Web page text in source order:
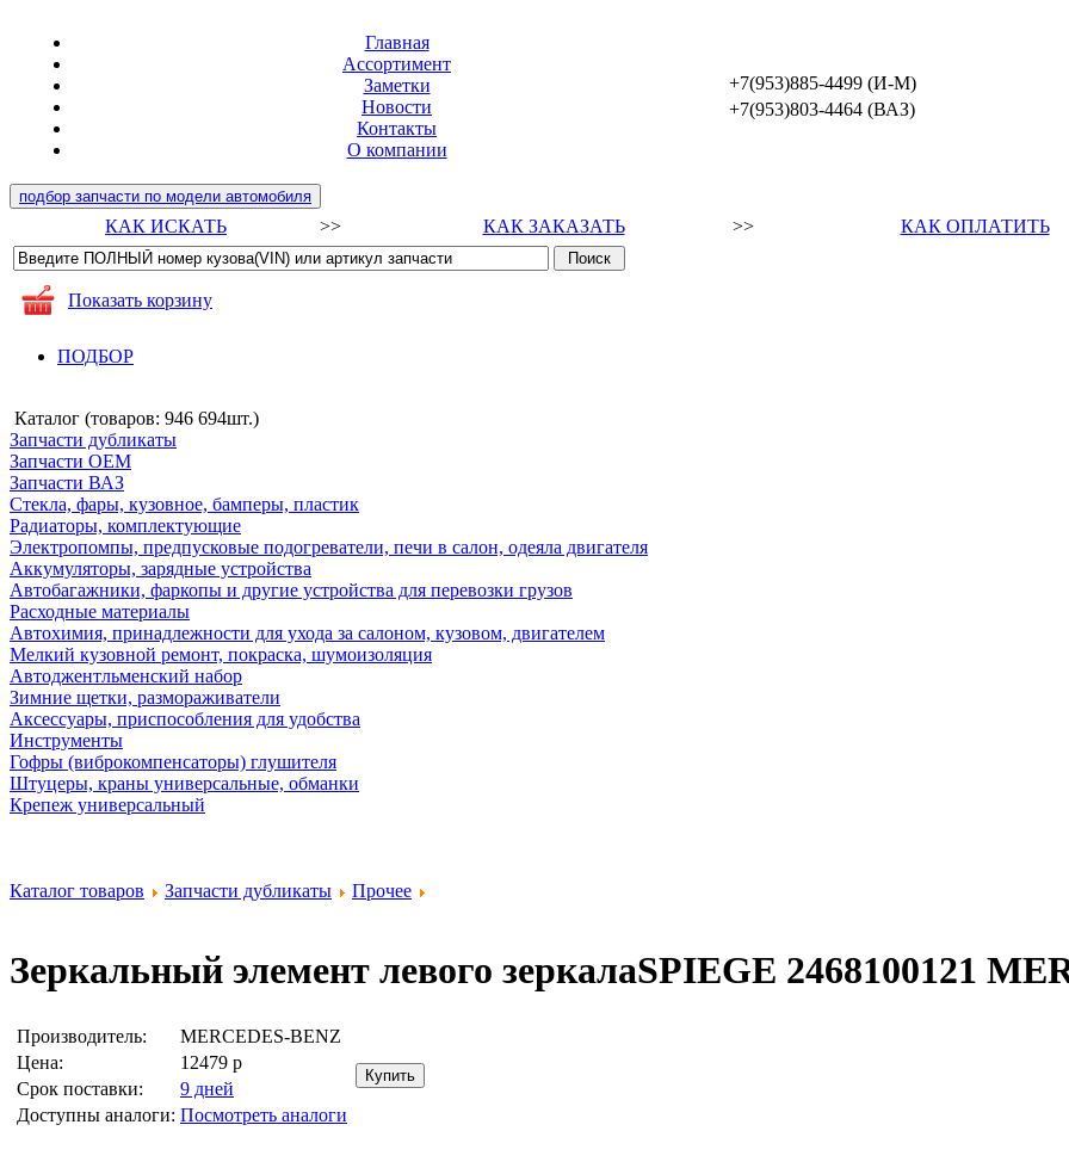
Главная
Ассортимент
Заметки
Новости
Контакты
О компании
+7(953)885-4499 (И-М)
+7(953)803-4464 (ВАЗ)
подбор запчасти по модели автомобиля
КАК ИСКАТЬ >> КАК ЗАКАЗАТЬ >> КАК ОПЛАТИТЬ
Показать корзину
ПОДБОР
Каталог (товаров: 946 694шт.)
Запчасти дубликаты
Запчасти ОЕМ
Запчасти ВАЗ
Стекла, фары, кузовное, бамперы, пластик
Радиаторы, комплектующие
Электропомпы, предпусковые подогреватели, печи в салон, одеяла двигателя
Аккумуляторы, зарядные устройства
Автобагажники, фаркопы и другие устройства для перевозки грузов
Расходные материалы
Автохимия, принадлежности для ухода за салоном, кузовом, двигателем
Мелкий кузовной ремонт, покраска, шумоизоляция
Автоджентльменский набор
Зимние щетки, размораживатели
Аксессуары, приспособления для удобства
Инструменты
Гофры (виброкомпенсаторы) глушителя
Штуцеры, краны универсальные, обманки
Крепеж универсальный
Каталог товаров Запчасти дубликаты Прочее
Зеркальный элемент левого зеркалаSPIEGE 2468100121
Производитель:
MERCEDES-BENZ
Цена:
12479 р
Срок поставки:
9 дней
Доступны аналоги: Посмотреть аналоги